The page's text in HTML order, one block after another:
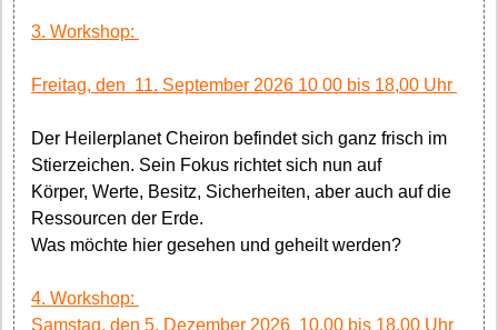
3. Workshop:
Freitag, den 11. September 2026 10 00 bis 18,00 Uhr
Der Heilerplanet Cheiron befindet sich ganz frisch im
Stierzeichen. Sein Fokus richtet sich nun auf
Körper, Werte, Besitz, Sicherheiten, aber auch auf die
Ressourcen der Erde.
Was möchte hier gesehen und geheilt werden?
4. Workshop:
Samstag, den 5. Dezember 2026 10.00 bis 18.00 Uhr